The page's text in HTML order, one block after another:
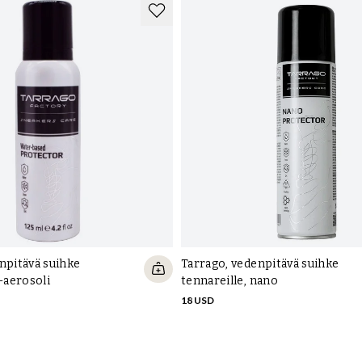
suihke
Tarrago, vedenpitävä suihke
tennareille, nano
18 USD